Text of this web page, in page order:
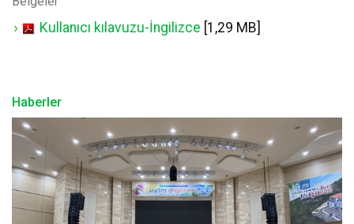
Kullanıcı kılavuzu-İngilizce [1,29 MB]
Haberler